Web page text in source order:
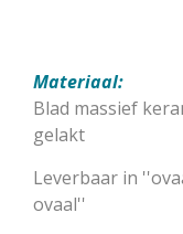
Materiaal:
Blad massief
gelakt
Leverbaar in
ovaal''